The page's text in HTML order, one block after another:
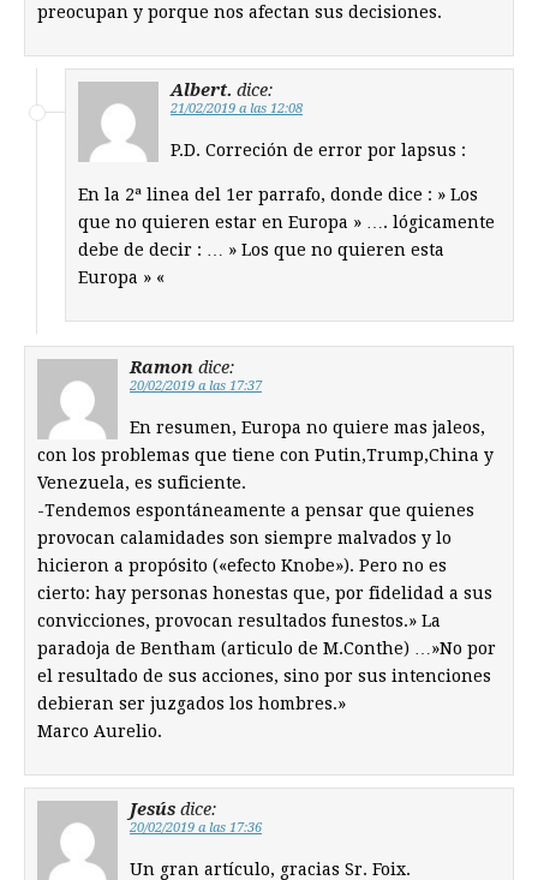
preocupan y porque nos afectan sus decisiones.
Albert. dice:
21/02/2019 a las 12:08
P.D. Correción de error por lapsus :
En la 2ª linea del 1er parrafo, donde dice : » Los
que no quieren estar en Europa » …. lógicamente
debe de decir : … » Los que no quieren esta
Europa » «
Ramon dice:
20/02/2019 a las 17:37
En resumen, Europa no quiere mas jaleos,
con los problemas que tiene con Putin,Trump,China y
Venezuela, es suficiente.
-Tendemos espontáneamente a pensar que quienes
provocan calamidades son siempre malvados y lo
hicieron a propósito («efecto Knobe»). Pero no es
cierto: hay personas honestas que, por fidelidad a sus
convicciones, provocan resultados funestos.» La
paradoja de Bentham (articulo de M.Conthe) …»No por
el resultado de sus acciones, sino por sus intenciones
debieran ser juzgados los hombres.»
Marco Aurelio.
Jesús dice:
20/02/2019 a las 17:36
Un gran artículo, gracias Sr. Foix.